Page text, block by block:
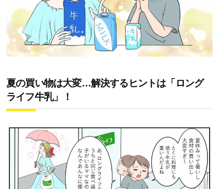
夏の買い物は大変…解決するヒントは「ロング
ライフ牛乳」！